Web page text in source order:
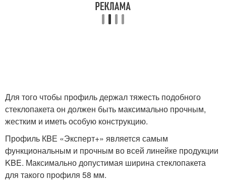
Для того чтобы профиль держал тяжесть подобного
стеклопакета он должен быть максимально прочным,
жестким и иметь особую конструкцию.
Профиль КBЕ «Эксперт+» является самым
функциональным и прочным во всей линейке продукции
KBE. Максимально допустимая ширина стеклопакета
для такого профиля 58 мм.